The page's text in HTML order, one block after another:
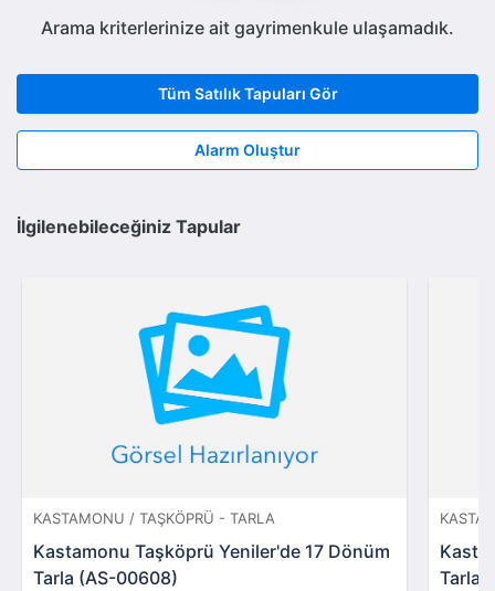
Arama kriterlerinize ait gayrimenkule ulaşamadık.
Tüm Satılık Tapuları Gör
Alarm Oluştur
İlgilenebileceğiniz Tapular
KASTAMONU / TAŞKÖPRÜ - TARLA
Kastamonu Taşköprü Yeniler'de 17 Dönüm
Tarla (AS-00608)
Tarla